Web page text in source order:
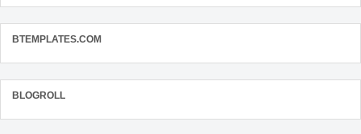
BTEMPLATES.COM
BLOGROLL